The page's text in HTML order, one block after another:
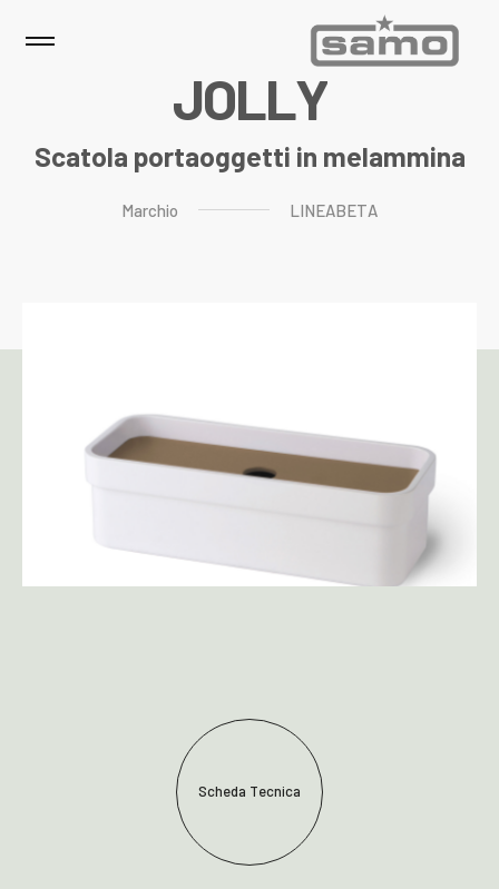
JOLLY
Scatola portaoggetti in melammina
Marchio LINEABETA
Scheda Tecnica